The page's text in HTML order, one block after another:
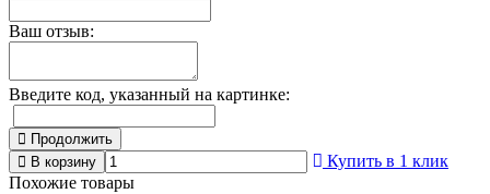
Ваш отзыв:
Введите код, указанный на картинке:
Продолжить
В корзину
Купить в 1 клик
Похожие товары